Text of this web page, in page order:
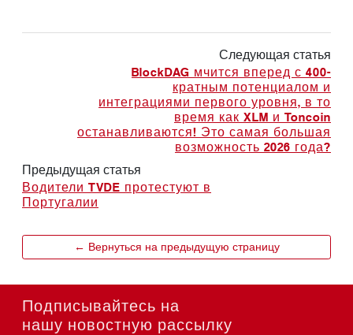
Следующая статья
BlockDAG мчится вперед с 400-
кратным потенциалом и
интеграциями первого уровня, в то
время как XLM и Toncoin
останавливаются! Это самая большая
возможность 2026 года?
Предыдущая статья
Водители TVDE протестуют в
Португалии
← Вернуться на предыдущую страницу
Подписывайтесь на
нашу новостную рассылку